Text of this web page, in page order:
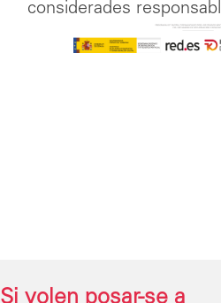
considerades